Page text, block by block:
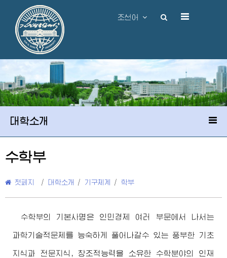
조선어
대학소개
수학부
첫페지 / 대학소개 / 기구체계 / 학부
수학부의 기본사명은 인민경제 여러 부문에서 나서는
과학기술적문제를 능숙하게 풀어나갈수 있는 풍부한 기초
지식과 전문지식, 창조적능력을 소유한 수학분야의 인재